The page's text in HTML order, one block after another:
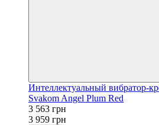
Интеллектуальный вибратор-
Svakom Angel Plum Red
3 563 грн
3 959 грн